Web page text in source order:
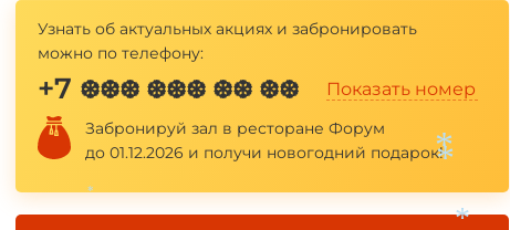
Узнать об актуальных акциях и забронировать
можно по телефону:
+7 ❆❆❆ ❆❆❆ ❆❆ ❆❆ Показать номер
Забронируй зал в ресторане Форум
до 01.12.2026 и получи новогодний подарок!